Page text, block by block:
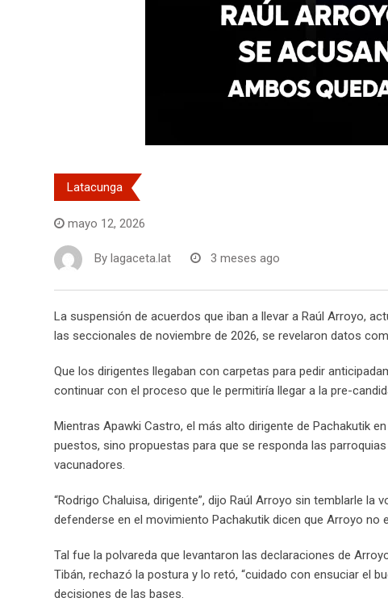
Latacunga
mayo 12, 2026
By lagaceta.lat 3 meses ago
La suspensión de acuerdos que iban a llevar a Raúl Arroyo,
las seccionales de noviembre de 2026, se revelaron datos
Que los dirigentes llegaban con carpetas para pedir
continuar con el proceso que le permitiría llegar a la pre-
Mientras Apawki Castro, el más alto dirigente de Pachakutik
puestos, sino propuestas para que se responda las
vacunadores.
“Rodrigo Chaluisa, dirigente”, dijo Raúl Arroyo sin temblarle
defenderse en el movimiento Pachakutik dicen que Arroyo
Tal fue la polvareda que levantaron las declaraciones de
Tibán, rechazó la postura y lo retó, “cuidado con ensuciar el
decisiones de las bases.